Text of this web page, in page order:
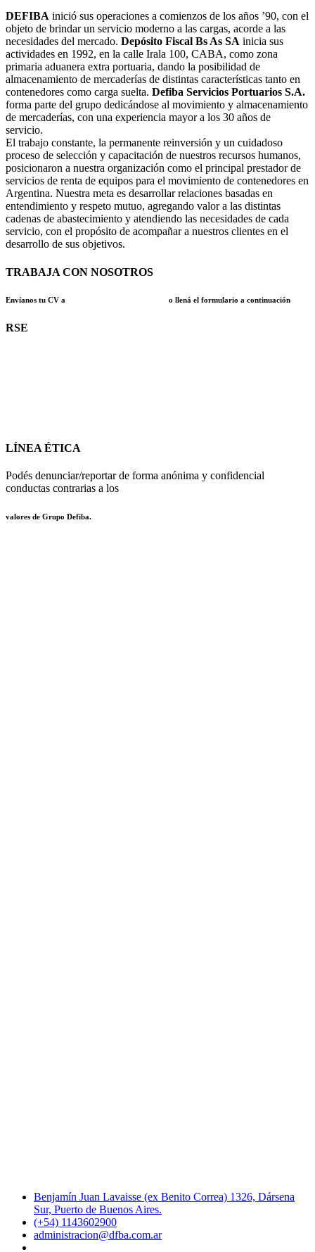
DEFIBA inició sus operaciones a comienzos de los años ’90, con el
objeto de brindar un servicio moderno a las cargas, acorde a las
necesidades del mercado. Depósito Fiscal Bs As SA inicia sus
actividades en 1992, en la calle Irala 100, CABA, como zona
primaria aduanera extra portuaria, dando la posibilidad de
almacenamiento de mercaderías de distintas características tanto en
contenedores como carga suelta. Defiba Servicios Portuarios S.A.
forma parte del grupo dedicándose al movimiento y almacenamiento
de mercaderías, con una experiencia mayor a los 30 años de
servicio.
El trabajo constante, la permanente reinversión y un cuidadoso
proceso de selección y capacitación de nuestros recursos humanos,
posicionaron a nuestra organización como el principal prestador de
servicios de renta de equipos para el movimiento de contenedores en
Argentina. Nuestra meta es desarrollar relaciones basadas en
entendimiento y respeto mutuo, agregando valor a las distintas
cadenas de abastecimiento y atendiendo las necesidades de cada
servicio, con el propósito de acompañar a nuestros clientes en el
desarrollo de sus objetivos.
TRABAJA CON NOSOTROS
Envíanos tu CV a o llená el formulario a continuación
RSE
LÍNEA ÉTICA
Podés denunciar/reportar de forma anónima y confidencial
conductas contrarias a los
valores de Grupo Defiba.
Benjamín Juan Lavaisse (ex Benito Correa) 1326, Dársena
Sur, Puerto de Buenos Aires.
(+54) 1143602900
administracion@dfba.com.ar